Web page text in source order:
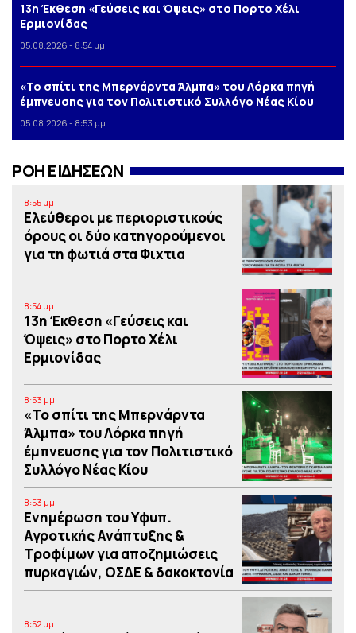
13η Έκθεση «Γεύσεις και Όψεις» στο Πορτο Xέλι
Ερμιονίδας
05.08.2026 - 8:54 μμ
«Το σπίτι της Μπερνάρντα Άλμπα» του Λόρκα πηγή
έμπνευσης για τον Πολιτιστικό Συλλόγο Νέας Κίου
05.08.2026 - 8:53 μμ
ΡΟΗ ΕΙΔΗΣΕΩΝ
8:55 μμ
Ελεύθεροι με περιοριστικούς
όρους οι δύο κατηγορούμενοι
για τη φωτιά στα Φιχτια
8:54 μμ
13η Έκθεση «Γεύσεις και
Όψεις» στο Πορτο Xέλι
Ερμιονίδας
8:53 μμ
«Το σπίτι της Μπερνάρντα
Άλμπα» του Λόρκα πηγή
έμπνευσης για τον Πολιτιστικό
Συλλόγο Νέας Κίου
8:53 μμ
Eνημέρωση του Υφυπ.
Αγροτικής Ανάπτυξης &
Τροφίμων για αποζημιώσεις
πυρκαγιών, ΟΣΔΕ & δακοκτονία
8:52 μμ